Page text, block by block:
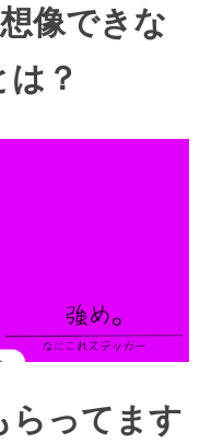
像できな
？
らってます